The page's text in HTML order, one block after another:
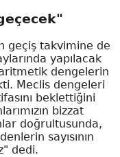
geçiş takvimine de
yapılacak
dengelerin
Meclis dengeleri
beklettiğini
bizzat
doğrultusunda,
sayısının
dedi.